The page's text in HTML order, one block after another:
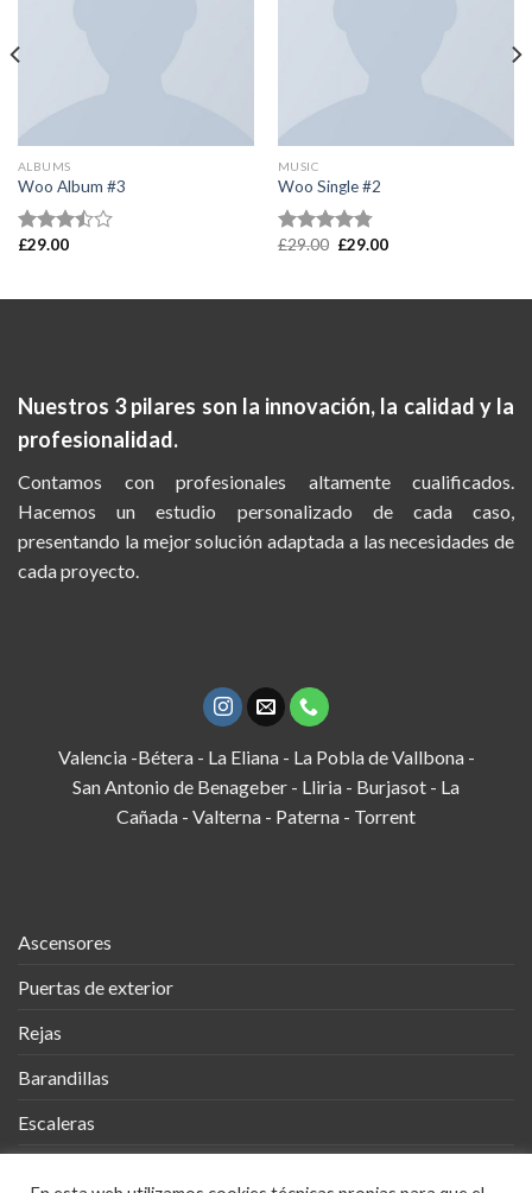
ALBUMS
Woo Album #3
Valorado
£29.00
MUSIC
Woo Single #2
Valorado
£29.00 £29.00
Nuestros 3 pilares son la innovación, la calidad y la
profesionalidad.
Contamos con profesionales altamente cualificados.
Hacemos un estudio personalizado de cada caso,
presentando la mejor solución adaptada a las necesidades de
cada proyecto.
Valencia -Bétera - La Eliana - La Pobla de Vallbona -
San Antonio de Benageber - Lliria - Burjasot - La
Cañada - Valterna - Paterna - Torrent
Ascensores
Puertas de exterior
Rejas
Barandillas
Escaleras